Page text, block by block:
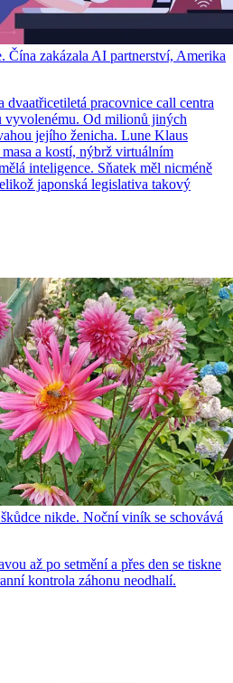
Čína zakázala AI partnerství, Amerika
pracovnice call centra
vyvolenému. Od milionů jiných
jejího ženicha. Lune Klaus
a kostí, nýbrž virtuálním
inteligence. Sňatek měl nicméně
japonská legislativa takový
nikde. Noční viník se schovává
až po setmění a přes den se tiskne
kontrola záhonu neodhalí.